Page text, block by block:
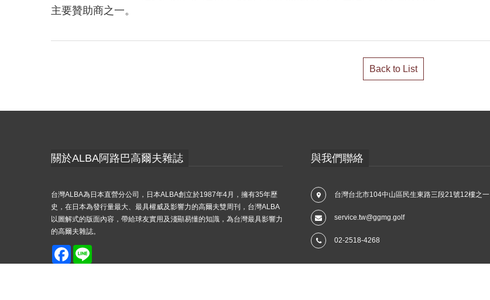
主要贊助商之一。
Back to List
關於ALBA阿路巴高爾夫雜誌
台灣ALBA為日本直營分公司，日本ALBA創立於1987年4月，擁有35年歷
史，在日本為發行量最大、最具權威及影響力的高爾夫雙周刊，台灣ALBA
以圖解式的版面內容，帶給球友實用及淺顯易懂的知識，為台灣最具影響力
的高爾夫雜誌。
Facebook
與我們聯絡
台灣台北市104中山區民生東路三段21號12樓之一
service.tw@ggmg.golf
02-2518-4268